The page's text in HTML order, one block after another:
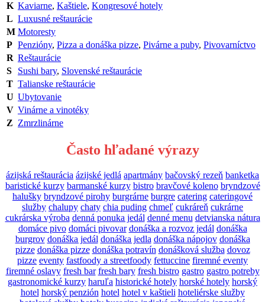
K Kaviarne, Kaštiele, Kongresové hotely
L Luxusné reštaurácie
M Motoresty
P Penzióny, Pizza a donáška pizze, Pivárne a puby, Pivovarníctvo
R Reštaurácie
S
Sushi bary, Slovenské reštaurácie
T Talianske reštaurácie
U Ubytovanie
V Vinárne a vinotéky
Z Zmrzlinárne
Často hľadané výrazy
ázijská reštaurácia ázijské jedlá apartmány bačovský rezeň banketka
baristické kurzy barmanské kurzy bistro bravčové koleno bryndzové
halušky bryndzové pirohy burgrárne burgre catering cateringové
služby chalupy chaty chia puding chmeľ cukráreň cukrárne
cukrárska výroba denná ponuka jedál denné menu detvianska nátura
domáce pivo domáci pivovar donáška a rozvoz jedál donáška
burgrov donáška jedál donáška jedla donáška nápojov donáška
pizze donáška pizze donáška potravín donášková služba dovoz
pizze eventy fastfoody a streetfoody fettuccine firemné eventy
firemné oslavy fresh bar fresh bary fresh bistro gastro gastro potreby
gastronomické kurzy haruľa historické hotely horské hotely horský
hotel horský penzión hotel hotel v kaštieli hoteliérske služby